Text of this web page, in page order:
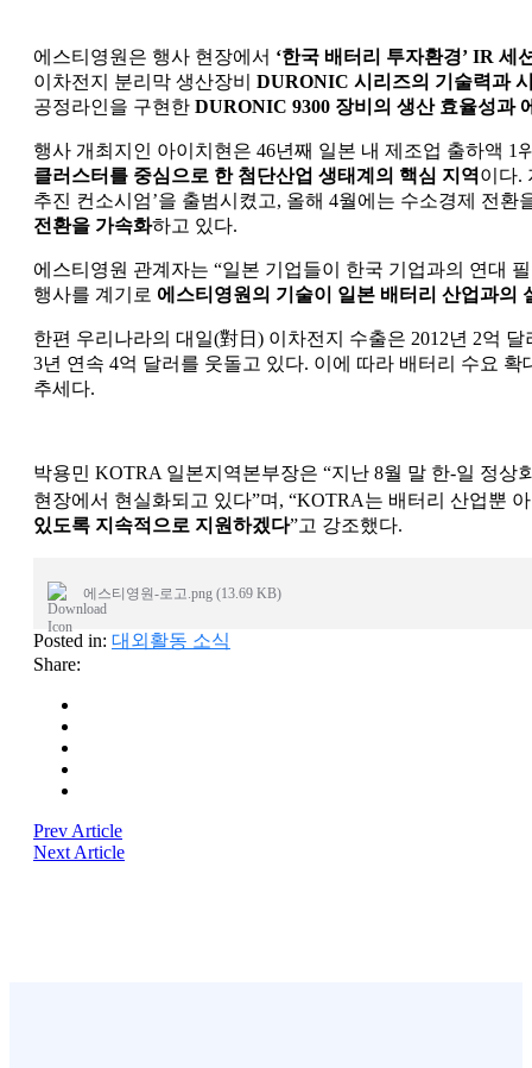
에스티영원은 행사 현장에서 ‘한국 배터리 투자환경’ IR 세
이차전지 분리막 생산장비 DURONIC 시리즈의 기술력과
공정라인을 구현한 DURONIC 9300 장비의 생산 효율성과
행사 개최지인 아이치현은 46년째 일본 내 제조업 출하액
클러스터를 중심으로 한 첨단산업 생태계의 핵심 지역이다.
추진 컨소시엄’을 출범시켰고, 올해 4월에는 수소경제 전
전환을 가속화하고 있다.
에스티영원 관계자는 “일본 기업들이 한국 기업과의 연대
행사를 계기로 에스티영원의 기술이 일본 배터리 산업과의
한편 우리나라의 대일(對日) 이차전지 수출은 2012년 2억
3년 연속 4억 달러를 웃돌고 있다. 이에 따라 배터리 수요
추세다.
박용민 KOTRA 일본지역본부장은 “지난 8월 말 한-일 정
현장에서 현실화되고 있다”며, “KOTRA는 배터리 산업뿐
있도록 지속적으로 지원하겠다”고 강조했다.
에스티영원-로고.png (13.69 KB)
Posted in: 대외활동 소식
Share:
Prev Article
Next Article